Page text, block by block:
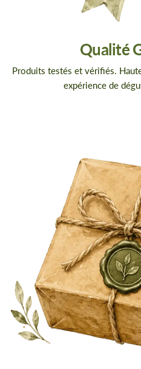
Qualité
Produits testés et vérifiés.
expérience de